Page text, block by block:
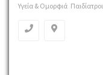
Υγεία & Ομορφιά Παιδίατροι